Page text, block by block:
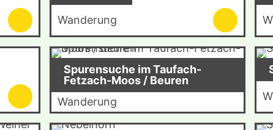
Wanderung
Spurensuche im Taufach-
Fetzach-Moos / Beuren
Wanderung